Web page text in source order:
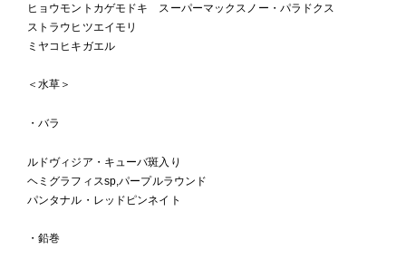
ヒョウモントカゲモドキ スーパーマックスノー・パラドクス
ストラウヒツエイモリ
ミヤコヒキガエル
＜水草＞
・バラ
ルドヴィジア・キューバ斑入り
ヘミグラフィスsp,パープルラウンド
パンタナル・レッドピンネイト
・鉛巻